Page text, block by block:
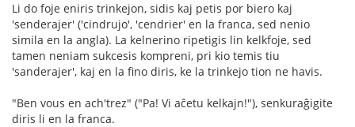
Li do foje eniris trinkejon, sidis kaj petis por biero kaj
'senderajer' ('cindrujo', 'cendrier' en la franca, sed nenio
simila en la angla). La kelnerino ripetigis lin kelkfoje, sed
tamen neniam sukcesis kompreni, pri kio temis tiu
'sanderajer', kaj en la fino diris, ke la trinkejo tion ne havis.
"Ben vous en ach'trez" ("Pa! Vi aĉetu kelkajn!"), senkuraĝigite
diris li en la franca.